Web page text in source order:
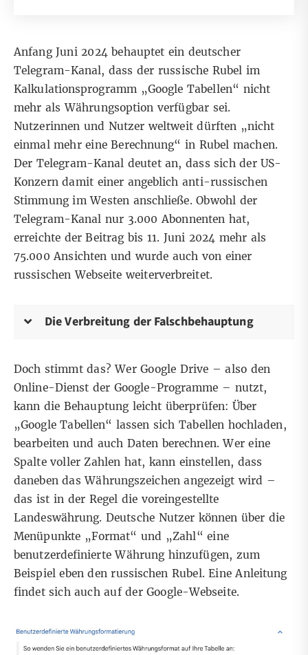
Anfang Juni 2024 behauptet ein deutscher
Telegram-Kanal, dass der russische Rubel im
Kalkulationsprogramm „Google Tabellen“ nicht
mehr als Währungsoption verfügbar sei.
Nutzerinnen und Nutzer weltweit dürften „nicht
einmal mehr eine Berechnung“ in Rubel machen.
Der Telegram-Kanal deutet an, dass sich der US-
Konzern damit einer angeblich anti-russischen
Stimmung im Westen anschließe. Obwohl der
Telegram-Kanal nur 3.000 Abonnenten hat,
erreichte der Beitrag bis 11. Juni 2024 mehr als
75.000 Ansichten und wurde auch von einer
russischen Webseite weiterverbreitet.
Die Verbreitung der Falschbehauptung
Doch stimmt das? Wer Google Drive – also den
Online-Dienst der Google-Programme – nutzt,
kann die Behauptung leicht überprüfen: Über
„Google Tabellen“ lassen sich Tabellen hochladen,
bearbeiten und auch Daten berechnen. Wer eine
Spalte voller Zahlen hat, kann einstellen, dass
daneben das Währungszeichen angezeigt wird –
das ist in der Regel die voreingestellte
Landeswährung. Deutsche Nutzer können über die
Menüpunkte „Format“ und „Zahl“ eine
benutzerdefinierte Währung hinzufügen, zum
Beispiel eben den russischen Rubel. Eine Anleitung
findet sich auch auf derGoogle-Webseite.